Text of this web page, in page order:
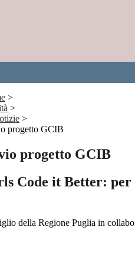
>
>
>
progetto GCIB
progetto GCIB
Code it Better:
della Regione Puglia in